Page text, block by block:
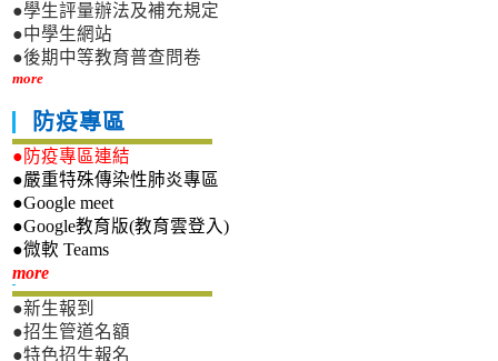
●學生評量辦法及補充規定
●中學生網站
●後期中等教育普查問卷
more
防疫專區
●防疫專區連結
●嚴重特殊傳染性肺炎專區
●Google meet
●Google教育版(教育雲登入)
●微軟 Teams
more新生專區
●新生報到
●招生管道名額
●特色招生報名